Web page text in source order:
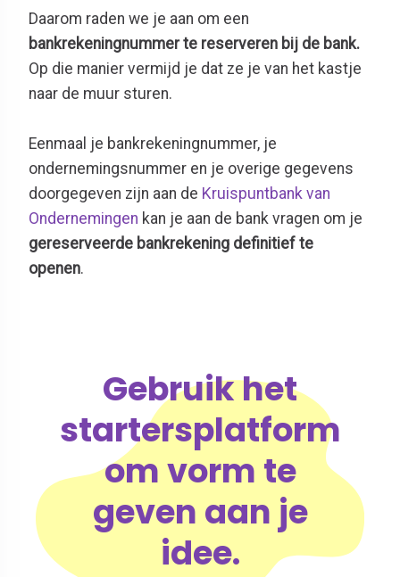
Daarom raden we je aan om een
bankrekeningnummer te reserveren bij de bank.
Op die manier vermijd je dat ze je van het kastje
naar de muur sturen.
Eenmaal je bankrekeningnummer, je
ondernemingsnummer en je overige gegevens
doorgegeven zijn aan de Kruispuntbank van
Ondernemingen kan je aan de bank vragen om je
gereserveerde bankrekening definitief te
openen.
Gebruik het
startersplatform
om vorm te
geven aan je
idee.